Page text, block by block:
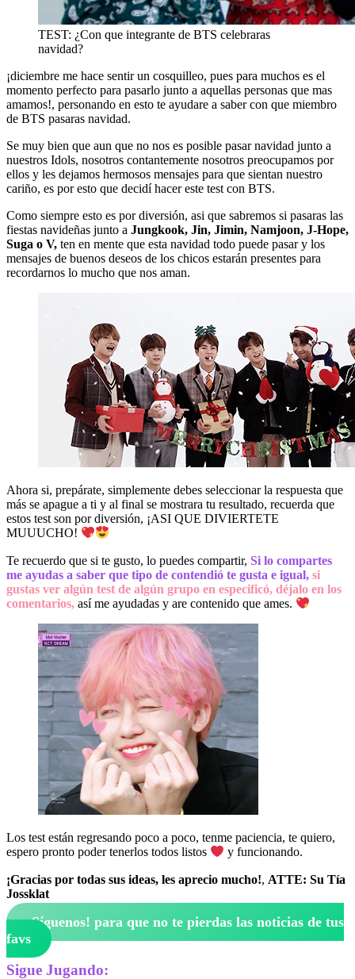
TEST: ¿Con que integrante de BTS celebraras
navidad?
¡diciembre me hace sentir un cosquilleo, pues para muchos es el
momento perfecto para pasarlo junto a aquellas personas que mas
amamos!, personando en esto te ayudare a saber con que miembro
de BTS pasaras navidad.
Se muy bien que aun que no nos es posible pasar navidad junto a
nuestros Idols, nosotros contantemente nosotros preocupamos por
ellos y les dejamos hermosos mensajes para que sientan nuestro
cariño, es por esto que decidí hacer este test con BTS.
Como siempre esto es por diversión, asi que sabremos si pasaras las
fiestas navideñas junto a Jungkook, Jin, Jimin, Namjoon, J-Hope,
Suga o V, ten en mente que esta navidad todo puede pasar y los
mensajes de buenos deseos de los chicos estarán presentes para
recordarnos lo mucho que nos aman.
Ahora si, prepárate, simplemente debes seleccionar la respuesta que
más se apague a ti y al final se mostrara tu resultado, recuerda que
estos test son por diversión, ¡ASI QUE DIVIERTETE
MUUUCHO!
Te recuerdo que si te gusto, lo puedes compartir, Si lo compartes
me ayudas a saber que tipo de contendió te gusta e igual, si
gustas ver algún test de algún grupo en especificó, déjalo en los
comentarios, así me ayudadas y are contenido que ames.
Los test están regresando poco a poco, tenme paciencia, te quiero,
espero pronto poder tenerlos todos listos
y funcionando.
¡Gracias por todas sus ideas, les aprecio mucho!, ATTE: Su Tía
Jossklat
¡Síguenos! para que no te pierdas las noticias de tus
favs
Sigue Jugando: